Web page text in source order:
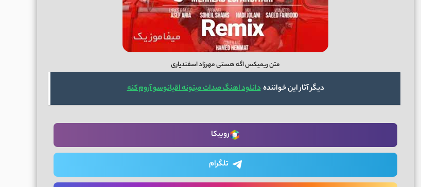
متن ریمیکس اگه هستی مهرزاد اسفندیاری
دیگر آثار این خوانندهدانلود اهنگ صدات میتونه اقیانوسو آروم کنه
روبیکا
تلگرام